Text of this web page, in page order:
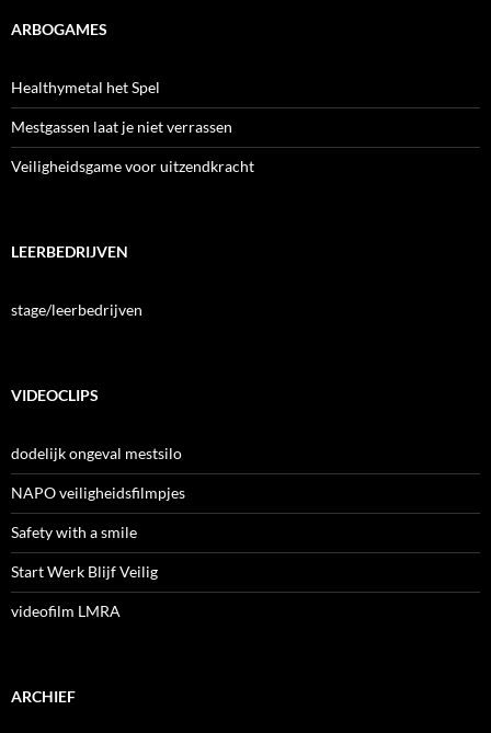
ARBOGAMES
Healthymetal het Spel
Mestgassen laat je niet verrassen
Veiligheidsgame voor uitzendkracht
LEERBEDRIJVEN
stage/leerbedrijven
VIDEOCLIPS
dodelijk ongeval mestsilo
NAPO veiligheidsfilmpjes
Safety with a smile
Start Werk Blijf Veilig
videofilm LMRA
ARCHIEF